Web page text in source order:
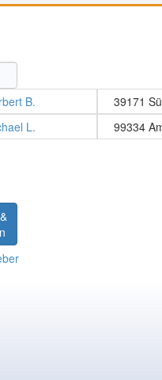
B. 39171
L.